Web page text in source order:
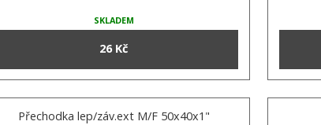
SKLADEM
26 Kč
Přechodka lep/záv.ext M/F 50x40x1"